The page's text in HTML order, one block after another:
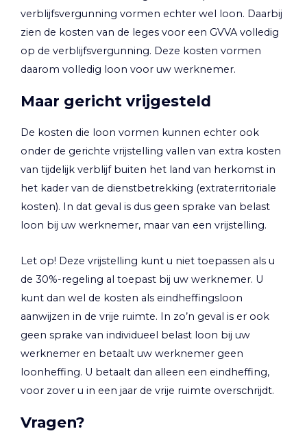
verblijfsvergunning vormen echter wel loon. Daarbij
zien de kosten van de leges voor een GVVA volledig
op de verblijfsvergunning. Deze kosten vormen
daarom volledig loon voor uw werknemer.
Maar gericht vrijgesteld
De kosten die loon vormen kunnen echter ook
onder de gerichte vrijstelling vallen van extra kosten
van tijdelijk verblijf buiten het land van herkomst in
het kader van de dienstbetrekking (extraterritoriale
kosten). In dat geval is dus geen sprake van belast
loon bij uw werknemer, maar van een vrijstelling.
Let op! Deze vrijstelling kunt u niet toepassen als u
de 30%-regeling al toepast bij uw werknemer. U
kunt dan wel de kosten als eindheffingsloon
aanwijzen in de vrije ruimte. In zo’n geval is er ook
geen sprake van individueel belast loon bij uw
werknemer en betaalt uw werknemer geen
loonheffing. U betaalt dan alleen een eindheffing,
voor zover u in een jaar de vrije ruimte overschrijdt.
Vragen?